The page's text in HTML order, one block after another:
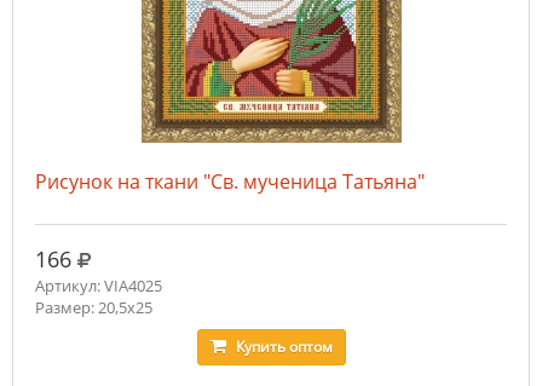
Рисунок на ткани "Св. мученица Татьяна"
166 руб.
Артикул: VIA4025
Размер: 20,5х25
Купитьоптом